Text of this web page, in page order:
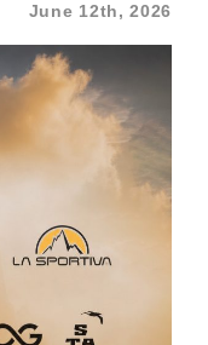
June 12th, 2026